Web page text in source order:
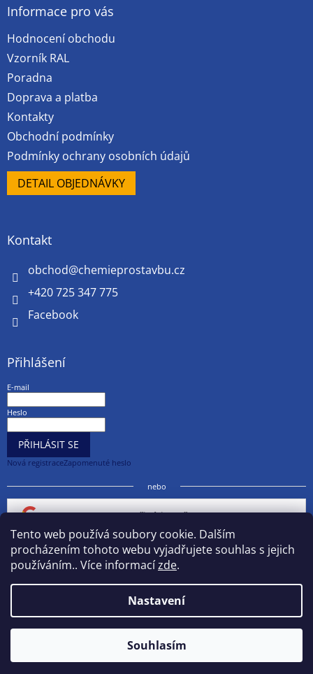
Tento web používá soubory cookie. Dalším
procházením tohoto webu vyjadřujete souhlas s jejich
používáním.. Více informacízde.
Nastavení
Souhlasím
Informace pro vás
Hodnocení obchodu
Vzorník RAL
Poradna
Doprava a platba
Kontakty
Obchodní podmínky
Podmínky ochrany osobních údajů
DETAIL OBJEDNÁVKY
Kontakt
obchod@chemieprostavbu.cz
+420 725 347 775
Facebook
Přihlášení
E-mail
Heslo
PŘIHLÁSIT SE
Nová registraceZapomenuté heslo
nebo
Přihlásit se přes Google
Přihlásit se přes Seznam
Vytvořil Shoptet
chemieprostavbu.cz. Všechna práva vyhrazena.